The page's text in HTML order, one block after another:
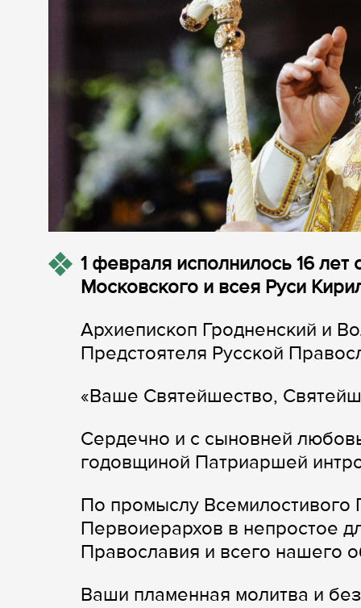
1 февраля исполнилось 16
Московского и всея Руси
Архиепископ Гродненский и
Предстоятеля Русской
«Ваше Святейшество,
Сердечно и с сыновней
годовщиной Патриаршей
По промыслу Всемилостивого
Первоиерархов в непростое
Православия и всего нашего
Ваши пламенная молитва и